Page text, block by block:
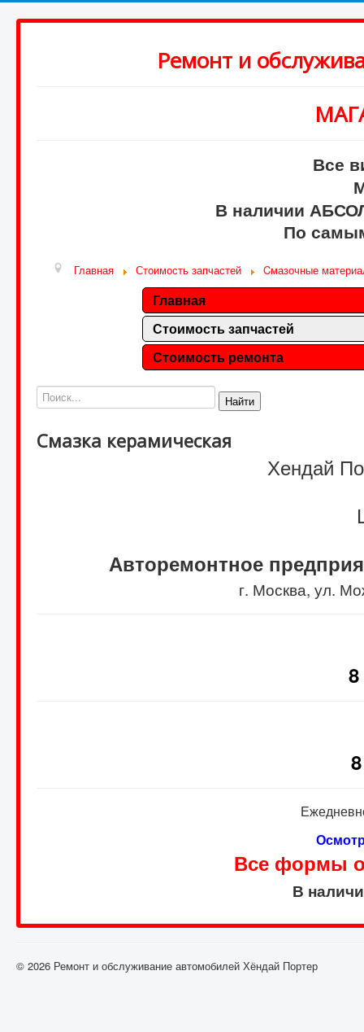
Ремонт и
Все
В наличии
По
Главная Стоимость запчастей Cмазочные
Главная
Стоимость запчастей
Стоимость ремонта
Найти
Смазка керамическая
Хендай
Авторемонтное
г. Москва, ул.
Все формы
В
© 2026 Ремонт и обслуживание автомобилей Хёндай Портер